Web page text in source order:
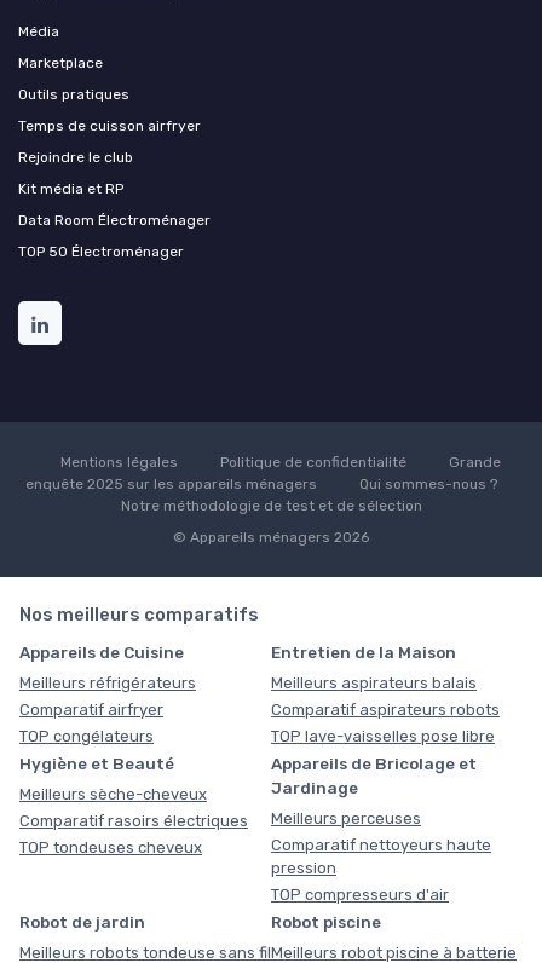
Média
Marketplace
Outils pratiques
Temps de cuisson airfryer
Rejoindre le club
Kit média et RP
Data Room Électroménager
TOP 50 Électroménager
Mentions légales Politique de confidentialité
Grande
enquête 2025 sur les appareils ménagers
Qui sommes-nous ?
Notre méthodologie de test et de sélection
© Appareils ménagers 2026
Nos meilleurs comparatifs
Appareils de Cuisine
Meilleurs réfrigérateurs
Comparatif airfryer
TOP congélateurs
Entretien de la Maison
Meilleurs aspirateurs balais
Comparatif aspirateurs robots
TOP lave-vaisselles pose libre
Hygiène et Beauté
Meilleurs sèche-cheveux
Comparatif rasoirs électriques
TOP tondeuses cheveux
Appareils de Bricolage et
Jardinage
Meilleurs perceuses
Comparatif nettoyeurs haute
pression
TOP compresseurs d'air
Robot de jardin
Meilleurs robots tondeuse sans fil
Robot piscine
Meilleurs robot piscine à batterie